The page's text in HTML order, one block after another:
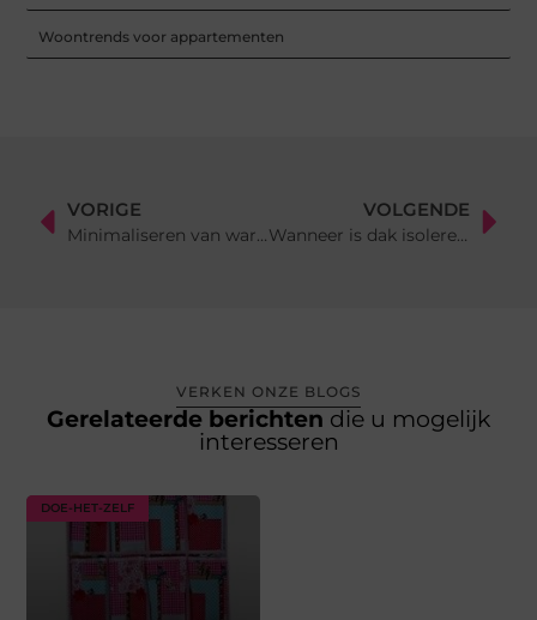
Woontrends voor appartementen
VORIGE
Minimaliseren van warmteverlies in huis
VOLGENDE
Wanneer is dak isoleren verstandig?
VERKEN ONZE BLOGS
Gerelateerde berichten die u mogelijk
interesseren
DOE-HET-ZELF